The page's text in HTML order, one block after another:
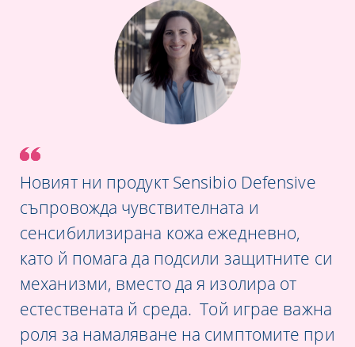
Новият ни продукт Sensibio Defensive
съпровожда чувствителната и
сенсибилизирана кожа ежедневно,
като й помага да подсили защитните си
механизми, вместо да я изолира от
естествената й среда. Той играе важна
роля за намаляване на симптомите при